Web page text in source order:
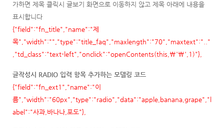
가하면 제목 클릭시 글보기 화면으로 이동하지 않고 제목 아래에 내용을
표시합니다
{"field":"fn_title","name":"제
목","width":"","type":"title_faq","maxlength":"70","maxtext":".."
,"td_class":"text-left","onclick":"openContents(this ,\'\',1 )"},
글작성시 RADIO 입력 항목 추가하는 모델링 코드
{"field":"fn_ext1","name":"이
름","width":"60px","type":"radio","data":"apple,banana,grape","l
abel":"사과,바나나,포도"},